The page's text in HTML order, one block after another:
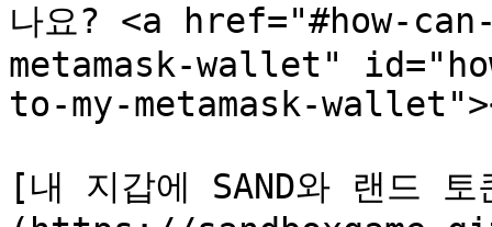
나요? <a href="#how-
metamask-wallet"
to-my-metamask-
[내 지갑에 SAND와 랜드